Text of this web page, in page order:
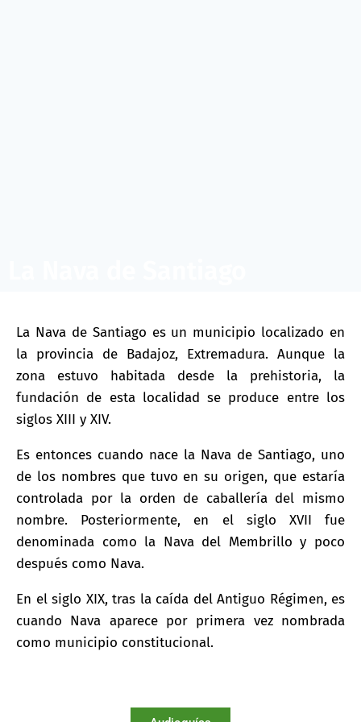
La Nava de Santiago es un municipio localizado en
la provincia de Badajoz, Extremadura. Aunque la
zona estuvo habitada desde la prehistoria, la
fundación de esta localidad se produce entre los
siglos XIII y XIV.
Es entonces cuando nace la Nava de Santiago, uno
de los nombres que tuvo en su origen, que estaría
controlada por la orden de caballería del mismo
nombre. Posteriormente, en el siglo XVII fue
denominada como la Nava del Membrillo y poco
después como Nava.
En el siglo XIX, tras la caída del Antiguo Régimen, es
cuando Nava aparece por primera vez nombrada
como municipio constitucional.